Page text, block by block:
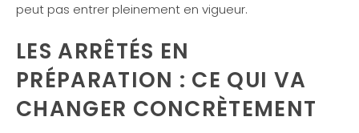
peut pas entrer pleinement en vigueur.
LES ARRÊTÉS EN
PRÉPARATION : CE QUI VA
CHANGER CONCRÈTEMENT